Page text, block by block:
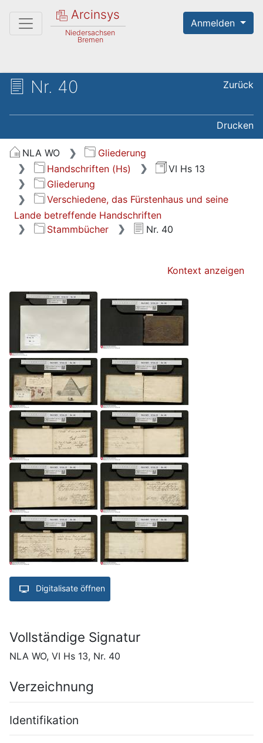
Arcinsys
Niedersachsen
Bremen
Anmelden
Nr. 40 Zurück
Drucken
NLA WO
Gliederung
Handschriften (Hs)
VI Hs 13
Gliederung
Verschiedene, das Fürstenhaus und seine
Lande betreffende Handschriften
Stammbücher
Nr. 40
Kontext anzeigen
Digitalisate öffnen
Vollständige Signatur
NLA WO, VI Hs 13, Nr. 40
Verzeichnung
Identifikation